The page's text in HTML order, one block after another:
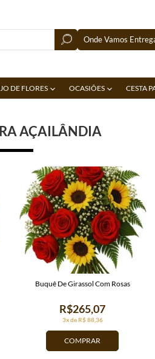
Onde Vamos
DE FLORES OCASIÕES CESTA
AÇAILÂNDIA
COMPRAR
3x de R$ 88,36
R$265,07
Buquê De Girassol Com Rosas